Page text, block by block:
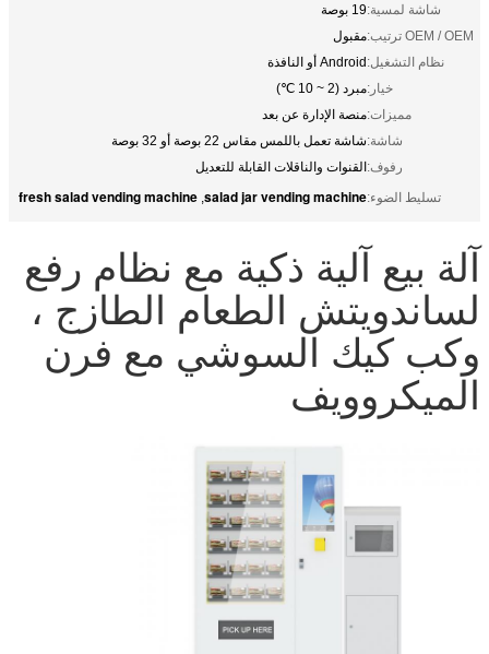
شاشة لمسية:19 بوصة
OEM / OEM ترتيب:
مقبول
نظام التشغيل:Android أو النافذة
خيار:مبرد (2 ~ 10 ℃)
مميزات:منصة الإدارة عن بعد
شاشة:شاشة تعمل باللمس مقاس 22 بوصة أو 32 بوصة
رفوف:القنوات والناقلات القابلة للتعديل
تسليط الضوء:salad jar vending machine
,
fresh salad vending machine
آلة بيع آلية ذكية مع نظام رفع
لساندويتش الطعام الطازج ،
وكب كيك السوشي مع فرن
الميكروويف